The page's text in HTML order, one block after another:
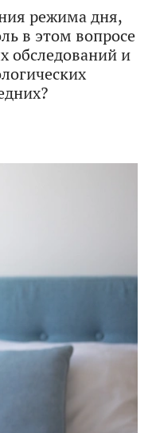
режима дня,
в этом вопросе
обследований и